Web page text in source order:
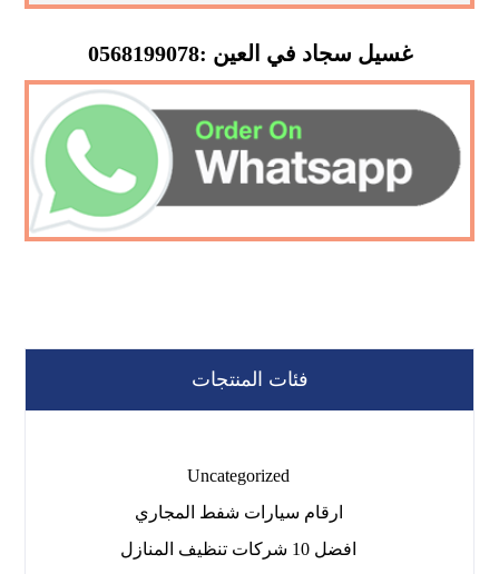
غسيل سجاد في العين :0568199078
فئات المنتجات
Uncategorized
ارقام سيارات شفط المجاري
افضل 10 شركات تنظيف المنازل